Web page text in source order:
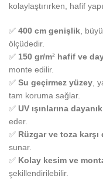
kolaylaştırırken, hafif
✅ 400 cm genişlik ,
ölçüdedir.
✅ 150 gr/m² hafif ve
monte edilir.
✅ Su geçirmez yüzey ,
tam koruma sağlar.
✅ UV ışınlarına
eder.
✅ Rüzgar ve toza karşı
sunar.
✅ Kolay kesim ve
şekillendirilebilir.